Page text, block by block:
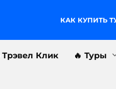
КАК КУПИТЬ
Клик 🔥 Туры